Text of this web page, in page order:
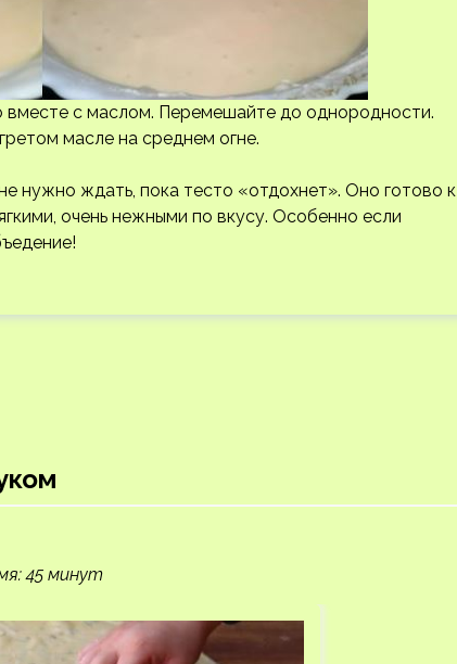
вместе с маслом. Перемешайте до однородности.
масле на среднем огне.
нужно ждать, пока тесто «отдохнет». Оно готово к
очень нежными по вкусу. Особенно если
45 минут